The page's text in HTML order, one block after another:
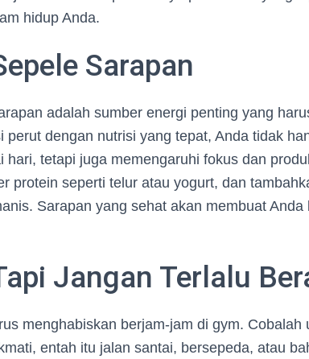
hidup Anda.
Sarapan
adalah sumber energi penting yang
dengan nutrisi yang tepat, Anda tidak
tetapi juga memengaruhi fokus dan
protein seperti telur atau yogurt, dan
Sarapan yang sehat akan membuat Anda
Jangan Terlalu
menghabiskan berjam-jam di gym. Cobalah
entah itu jalan santai, bersepeda, atau